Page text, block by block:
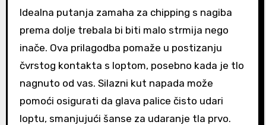
Idealna putanja zamaha za chipping s nagiba
prema dolje trebala bi biti malo strmija nego
inače. Ova prilagodba pomaže u postizanju
čvrstog kontakta s loptom, posebno kada je tlo
nagnuto od vas. Silazni kut napada može
pomoći osigurati da glava palice čisto udari
loptu, smanjujući šanse za udaranje tla prvo.